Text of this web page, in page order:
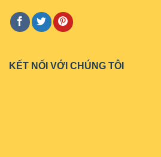
KẾT NỐI VỚI CHÚNG TÔI